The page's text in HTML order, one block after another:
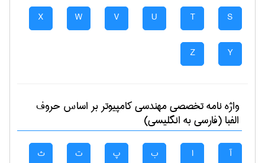
S
T
U
V
W
X
Y
Z
واژه نامه تخصصیمهندسی كامپيوتربر اساس حروف
الفبا (فارسی به انگلیسی)
آ ا ب پ ت ث